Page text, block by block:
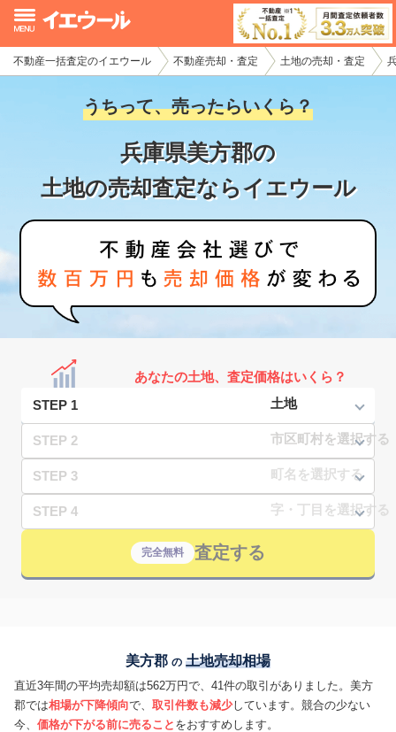
不動産一括査定のイエウール 不動産売却・査定 土地の売却・査定
うちって、売ったらいくら？
兵庫県美方郡の
土地の売却査定ならイエウール
あなたの土地、査定価格はいくら？
STEP 1
STEP 2
STEP 3
STEP 4
完全無料 査定する
美方郡 の 土地売却相場
直近3年間の平均売却額は562万円で、41件の取引がありました。美方
郡では相場が下降傾向で、 取引件数も減少しています。競合の少ない
今、 価格が下がる前に売ること をおすすめします。
イエウール加盟希望の不動産会社様
初めての方へ
不動産の売却・一括査定
家査定シミュレーター
お問い合わせ